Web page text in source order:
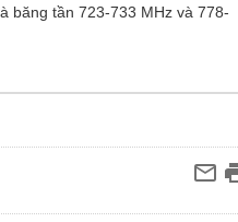
băng tần 723-733 MHz và 778-